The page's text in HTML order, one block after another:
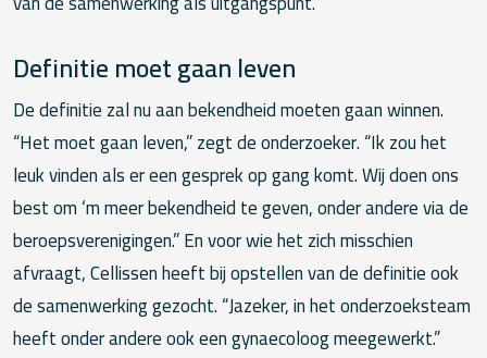
Definitie moet gaan leven
De definitie zal nu aan bekendheid moeten gaan winnen.
“Het moet gaan leven,” zegt de onderzoeker. “Ik zou het
leuk vinden als er een gesprek op gang komt. Wij doen ons
best om ‘m meer bekendheid te geven, onder andere via de
beroepsverenigingen.” En voor wie het zich misschien
afvraagt, Cellissen heeft bij opstellen van de definitie ook
de samenwerking gezocht. “Jazeker, in het onderzoeksteam
heeft onder andere ook een gynaecoloog meegewerkt.”